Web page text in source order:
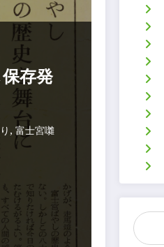
存発
, 富士宮囃